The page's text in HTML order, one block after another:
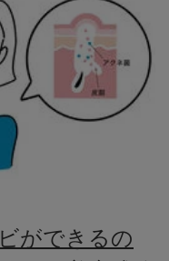
ができるの